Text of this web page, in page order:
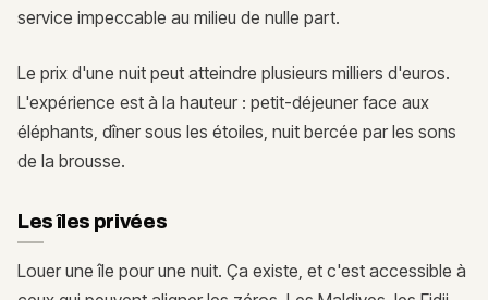
service impeccable au milieu de nulle part.
Le prix d'une nuit peut atteindre plusieurs milliers d'euros.
L'expérience est à la hauteur : petit-déjeuner face aux
éléphants, dîner sous les étoiles, nuit bercée par les sons
de la brousse.
Les îles privées
Louer une île pour une nuit. Ça existe, et c'est accessible à